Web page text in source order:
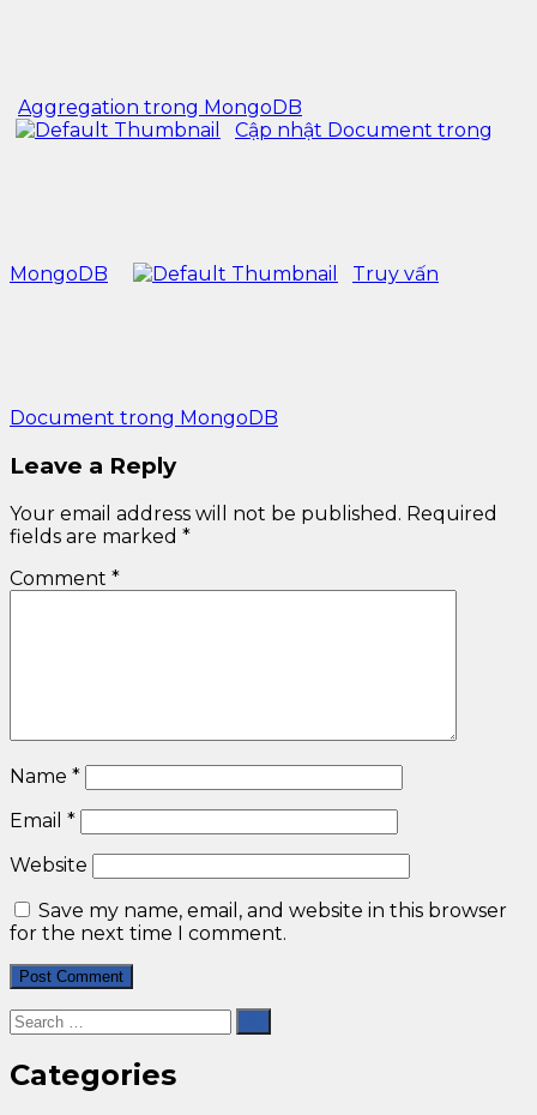
Aggregation trong MongoDB
Cập nhật Document trong
MongoDB Truy vấn
Document trong MongoDB
Leave a Reply
Your email address will not be published. Required
fields are marked *
Comment *
Name *
Email *
Website
Save my name, email, and website in this browser
for the next time I comment.
Categories